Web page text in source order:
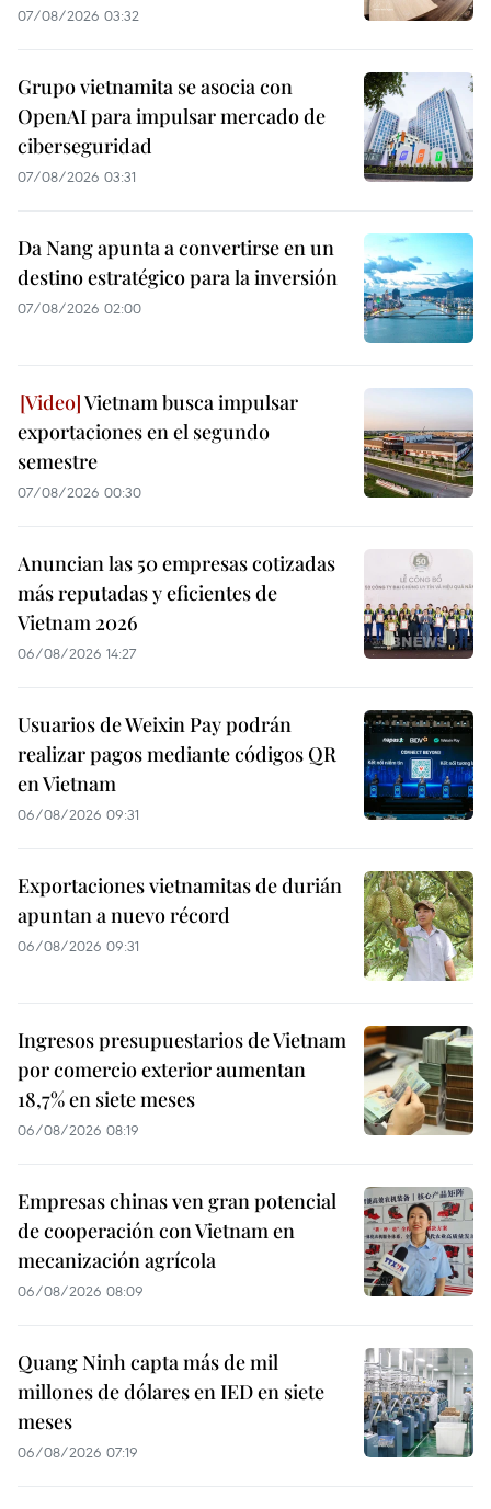
07/08/2026 03:32
Grupo vietnamita se asocia con
OpenAI para impulsar mercado de
ciberseguridad
07/08/2026 03:31
Da Nang apunta a convertirse en un
destino estratégico para la inversión
07/08/2026 02:00
Vietnam busca impulsar
exportaciones en el segundo
semestre
07/08/2026 00:30
Anuncian las 50 empresas cotizadas
más reputadas y eficientes de
Vietnam 2026
06/08/2026 14:27
Usuarios de Weixin Pay podrán
realizar pagos mediante códigos QR
en Vietnam
06/08/2026 09:31
Exportaciones vietnamitas de durián
apuntan a nuevo récord
06/08/2026 09:31
Ingresos presupuestarios de Vietnam
por comercio exterior aumentan
18,7% en siete meses
06/08/2026 08:19
Empresas chinas ven gran potencial
de cooperación con Vietnam en
mecanización agrícola
06/08/2026 08:09
Quang Ninh capta más de mil
millones de dólares en IED en siete
meses
06/08/2026 07:19